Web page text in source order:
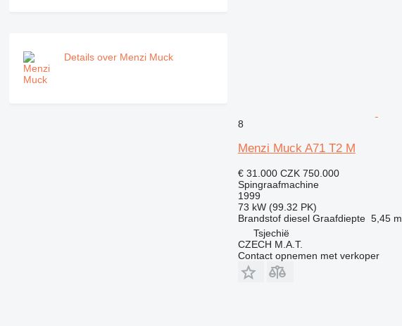
Details over Menzi Muck
8
Menzi Muck A71 T2 M
€ 31.000 CZK 750.000
Spingraafmachine
1999
73 kW (99.32 PK)
Brandstof diesel Graafdiepte 5,45 m
Tsjechië
CZECH M.A.T.
Contact opnemen met verkoper